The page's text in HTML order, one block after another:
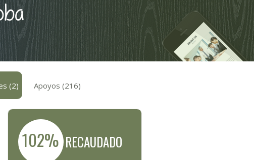
(2) Apoyos (216)
102% RECAUDADO